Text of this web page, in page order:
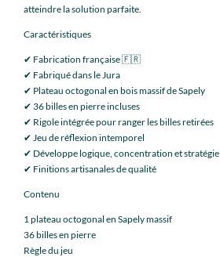
atteindre la solution parfaite.
Caractéristiques
✔ Fabrication française 🇫🇷
✔ Fabriqué dans le Jura
✔ Plateau octogonal en bois massif de Sapely
✔ 36 billes en pierre incluses
✔ Rigole intégrée pour ranger les billes retirées
✔ Jeu de réflexion intemporel
✔ Développe logique, concentration et stratégie
✔ Finitions artisanales de qualité
Contenu
1 plateau octogonal en Sapely massif
36 billes en pierre
Règle du jeu